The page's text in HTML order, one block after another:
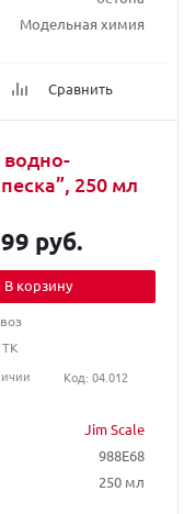
Модельная химия
Сравнить
водно-
250 мл
Jim Scale
988E68
250 мл
руб.
В корзину
ТК
Код: 04.012